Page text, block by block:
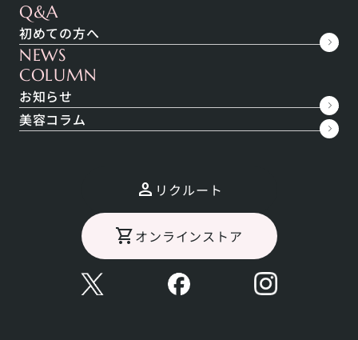
Q&A
初めての方へ
NEWS
COLUMN
お知らせ
美容コラム
リクルート
オンラインストア
PRPとは
PRPとは日本語で
、英語でplatelet rich
plasma と言い、英語の名前を略してPRPと呼ばれて
ていますが、アンチエイジング、美肌目的に美容医療
メジャーリーガーの田中将大選手が肘の治療でPRPを
受けたことは有名ですが、大谷翔平選手も受けたこと
があるそうです。田中選手は効果があったけど、大谷
選手は効果がなかったそうで、効果には個人差がある